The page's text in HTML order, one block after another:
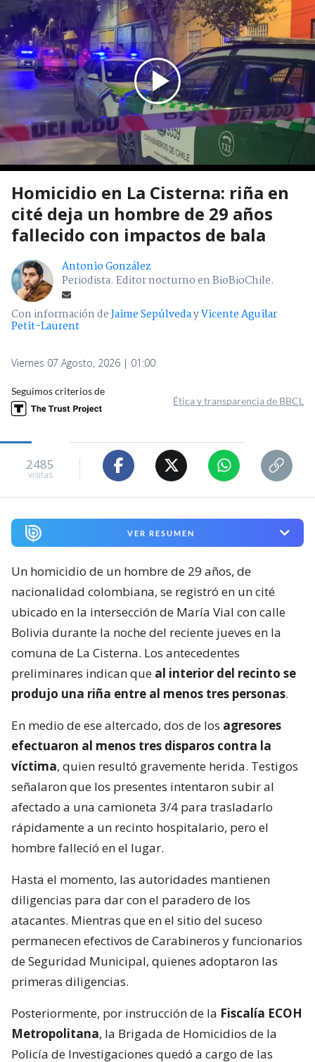
Homicidio en La Cisterna: riña en
cité deja un hombre de 29 años
fallecido con impactos de bala
Antonio González
Periodista. Editor nocturno en BioBioChile.
Con información deJaime SepúlvedayVicente Aguilar
Petit-Laurent
Viernes 07 Agosto, 2026 | 01:00
Seguimos criterios de
Ética y transparencia de BBCL
2485
visitas
VER RESUMEN
Un homicidio de un hombre de 29 años, de
nacionalidad colombiana, se registró en un cité
ubicado en la intersección de María Vial con calle
Bolivia durante la noche del reciente jueves en la
comuna de La Cisterna. Los antecedentes
preliminares indican que al interior del recinto se
produjo una riña entre al menos tres personas.
En medio de ese altercado, dos de los agresores
efectuaron al menos tres disparos contra la
víctima, quien resultó gravemente herida. Testigos
señalaron que los presentes intentaron subir al
afectado a una camioneta 3/4 para trasladarlo
rápidamente a un recinto hospitalario, pero el
hombre falleció en el lugar.
Hasta el momento, las autoridades mantienen
diligencias para dar con el paradero de los
atacantes. Mientras que en el sitio del suceso
permanecen efectivos de Carabineros y funcionarios
de Seguridad Municipal, quienes adoptaron las
primeras diligencias.
Posteriormente, por instrucción de la Fiscalía ECOH
Metropolitana, la Brigada de Homicidios de la
Policía de Investigaciones quedó a cargo de las